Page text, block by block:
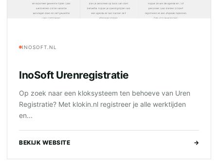
INOSOFT.NL
InoSoft Urenregistratie
Op zoek naar een kloksysteem ten behoeve van Uren
Registratie? Met klokin.nl registreer je alle werktijden
en...
BEKIJK WEBSITE →